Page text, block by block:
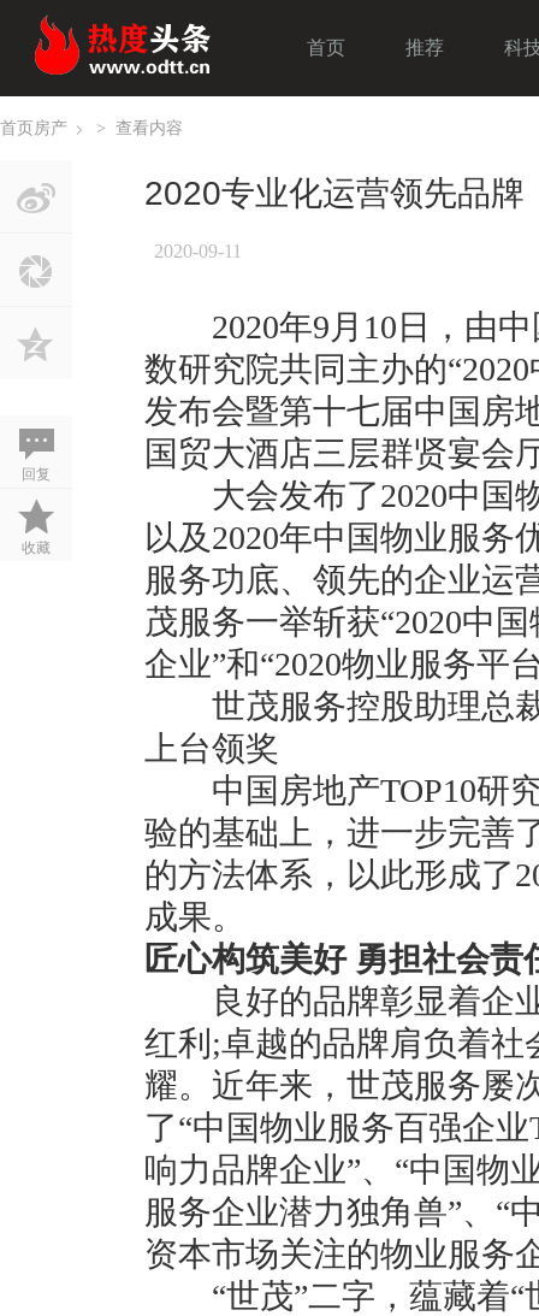
首页 推荐 科
首页 >
房产 查看内容
回复
收藏
2020专业化运营领先品
2020-09-11
2020年9月10日，由中
数研究院共同主办的
发布会暨第十七届中国房
国贸大酒店三层群贤宴会
大会发布了2020中国
以及2020年中国物业服务
服务功底、领先的企业运
茂服务一举斩获“2020中
企业”和“2020物业服务平
世茂服务控股助理总裁
上台领奖
中国房地产TOP10研究
验的基础上，进一步完善
的方法体系，以此形成了
成果。
匠心构筑美好 勇担社会责
良好的品牌彰显着企业
红利;卓越的品牌肩负着
耀。近年来，世茂服务屡
了“中国物业服务百强企
响力品牌企业”、“中国物
服务企业潜力独角兽”、“
资本市场关注的物业服务
“世茂”二字，蕴藏着“